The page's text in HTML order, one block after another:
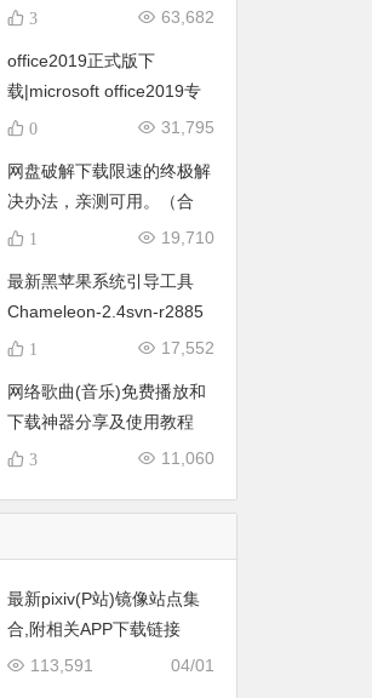
享
63,682
3
office2019正式版下
载|microsoft office2019专
业增强版官方镜像DVD版种
31,795
0
网盘破解下载限速的终极解
决办法，亲测可用。（合
集）
19,710
1
最新黑苹果系统引导工具
Chameleon-2.4svn-r2885
变色龙Mac版本+Win版本免
17,552
1
网络歌曲(音乐)免费播放和
下载神器分享及使用教程
11,060
3
最新pixiv(P站)镜像站点集
合,附相关APP下载链接
04/01
113,591